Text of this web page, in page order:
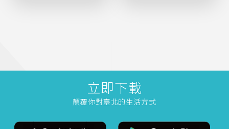
立即下載
顛覆你對臺北的生活方式